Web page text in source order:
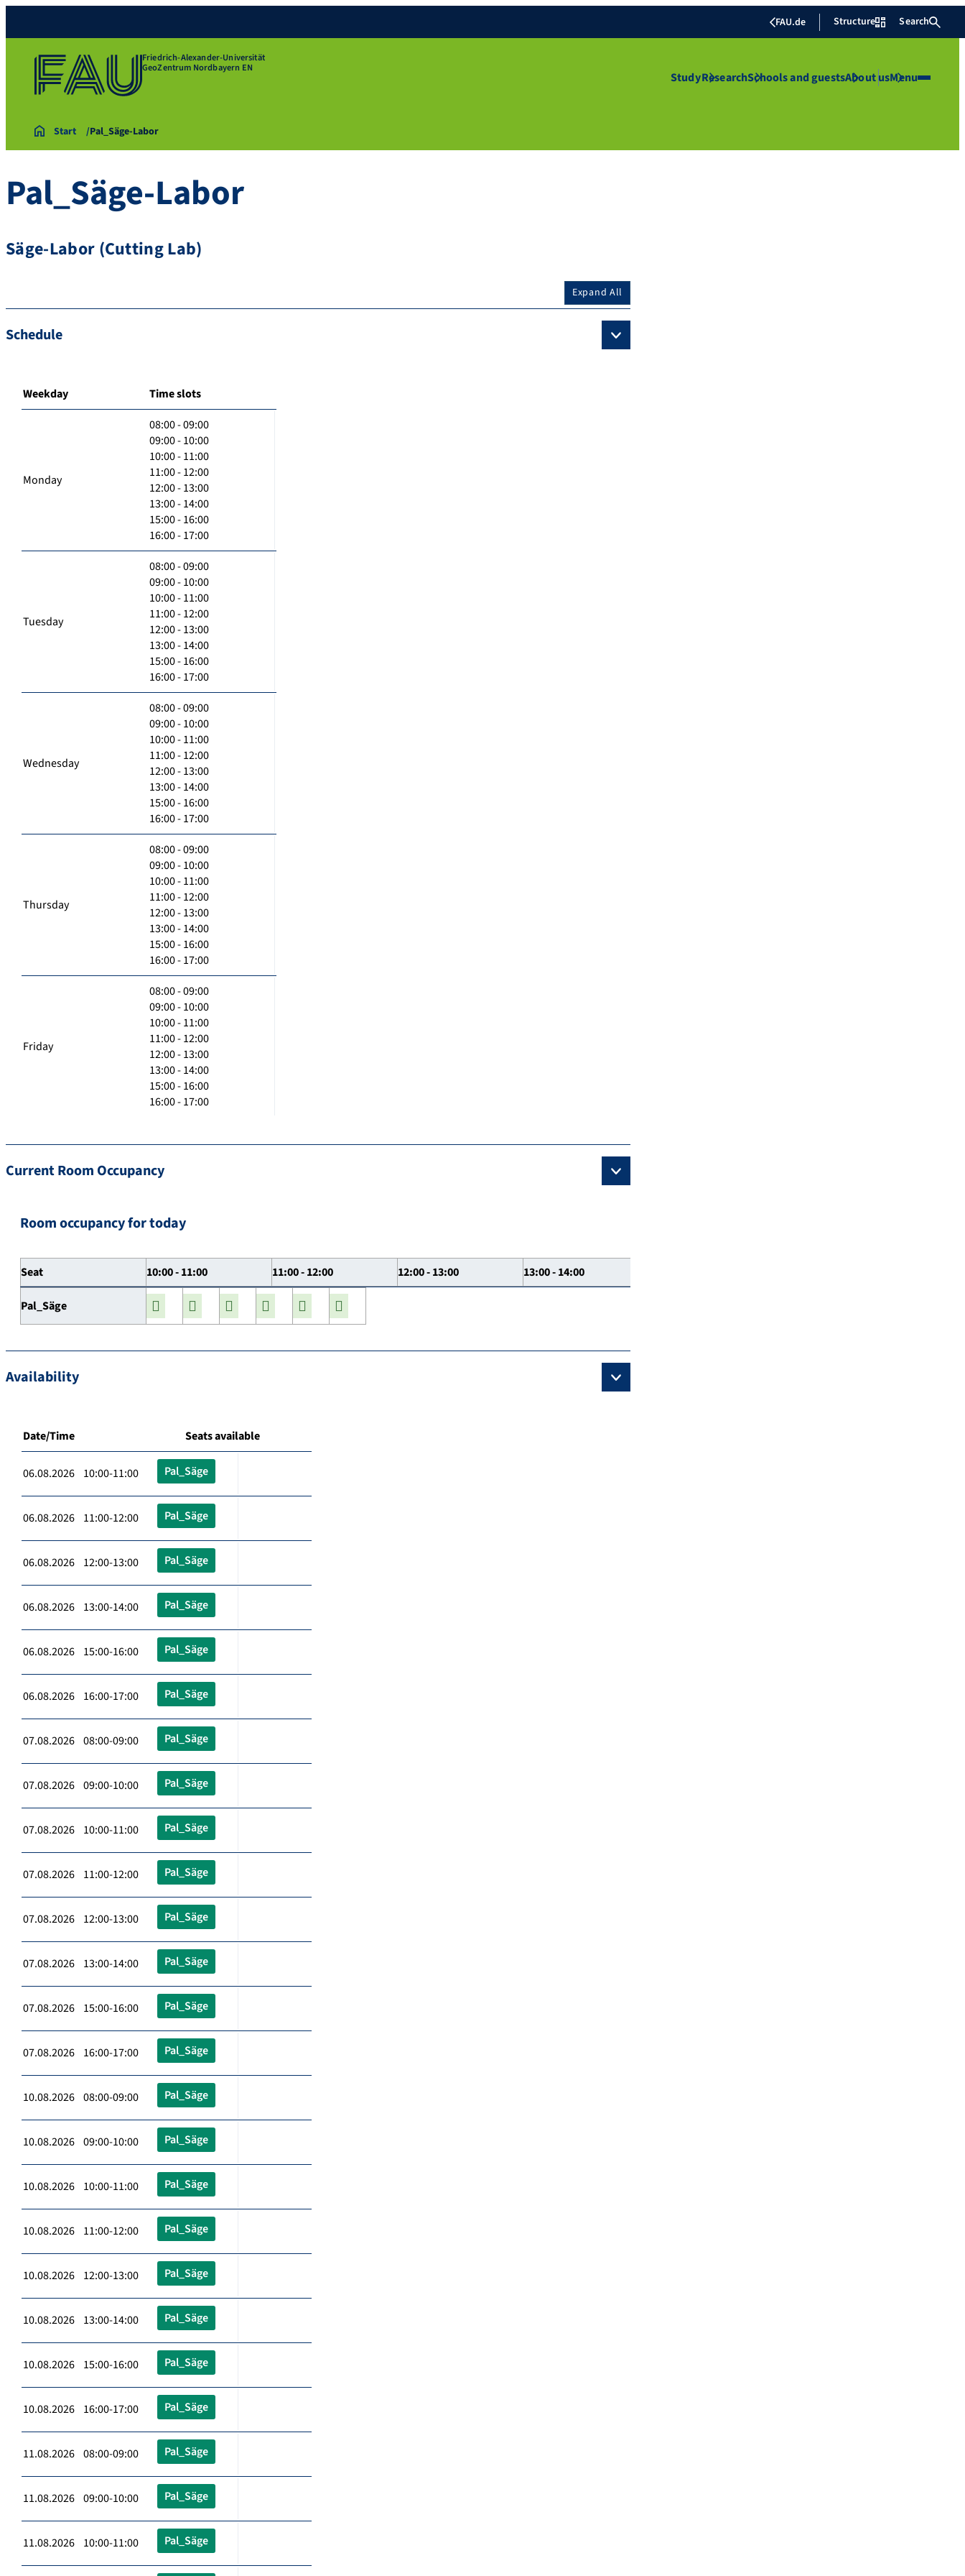
FAU.de Structure Search
Friedrich-Alexander-Universität
GeoZentrum Nordbayern EN
StudyResearchSchools and guestsAbout usMenu
Start Pal_Säge-Labor
Pal_Säge-Labor
Säge-Labor (Cutting Lab)
Expand All
Schedule
Weekday Time slots
Monday
08:00 - 09:00
09:00 - 10:00
10:00 - 11:00
11:00 - 12:00
12:00 - 13:00
13:00 - 14:00
15:00 - 16:00
16:00 - 17:00
Tuesday
08:00 - 09:00
09:00 - 10:00
10:00 - 11:00
11:00 - 12:00
12:00 - 13:00
13:00 - 14:00
15:00 - 16:00
16:00 - 17:00
Wednesday
08:00 - 09:00
09:00 - 10:00
10:00 - 11:00
11:00 - 12:00
12:00 - 13:00
13:00 - 14:00
15:00 - 16:00
16:00 - 17:00
Thursday
08:00 - 09:00
09:00 - 10:00
10:00 - 11:00
11:00 - 12:00
12:00 - 13:00
13:00 - 14:00
15:00 - 16:00
16:00 - 17:00
Friday
08:00 - 09:00
09:00 - 10:00
10:00 - 11:00
11:00 - 12:00
12:00 - 13:00
13:00 - 14:00
15:00 - 16:00
16:00 - 17:00
Current Room Occupancy
Room occupancy for today
Seat 10:00 - 11:00 11:00 - 12:00 12:00 - 13:00 13:00 - 14:00
Pal_Säge
Availability
Date/Time Seats available
06.08.2026 10:00-11:00 Pal_Säge
06.08.2026 11:00-12:00 Pal_Säge
06.08.2026 12:00-13:00 Pal_Säge
06.08.2026 13:00-14:00 Pal_Säge
06.08.2026 15:00-16:00 Pal_Säge
06.08.2026 16:00-17:00 Pal_Säge
07.08.2026 08:00-09:00 Pal_Säge
07.08.2026 09:00-10:00 Pal_Säge
07.08.2026 10:00-11:00 Pal_Säge
07.08.2026 11:00-12:00 Pal_Säge
07.08.2026 12:00-13:00 Pal_Säge
07.08.2026 13:00-14:00 Pal_Säge
07.08.2026 15:00-16:00 Pal_Säge
07.08.2026 16:00-17:00 Pal_Säge
10.08.2026 08:00-09:00 Pal_Säge
10.08.2026 09:00-10:00 Pal_Säge
10.08.2026 10:00-11:00 Pal_Säge
10.08.2026 11:00-12:00 Pal_Säge
10.08.2026 12:00-13:00 Pal_Säge
10.08.2026 13:00-14:00 Pal_Säge
10.08.2026 15:00-16:00 Pal_Säge
10.08.2026 16:00-17:00 Pal_Säge
11.08.2026 08:00-09:00 Pal_Säge
11.08.2026 09:00-10:00 Pal_Säge
11.08.2026 10:00-11:00 Pal_Säge